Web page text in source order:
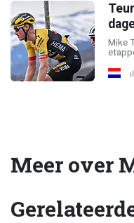
Mike
Meer over